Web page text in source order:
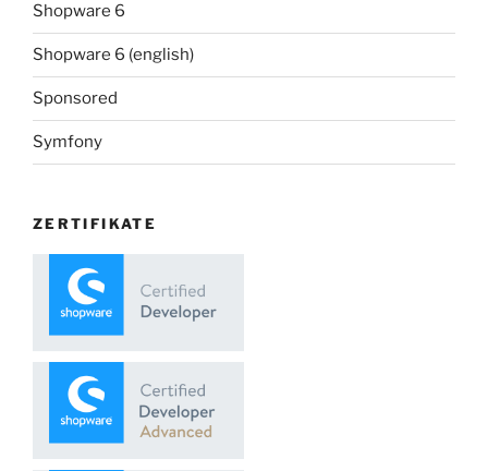
Shopware 6
Shopware 6 (english)
Sponsored
Symfony
ZERTIFIKATE